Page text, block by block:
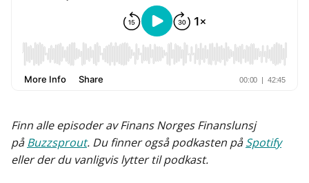
Finn alle episoder av Finans Norges Finanslunsj
påBuzzsprout. Du finner også podkasten påSpotify
eller der du vanligvis lytter til podkast.